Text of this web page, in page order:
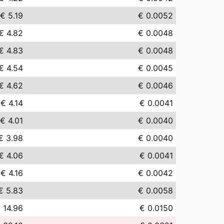
€ 5.19
€ 0.0052
4.82
€ 0.0048
4.83
€ 0.0048
4.54
€ 0.0045
4.62
€ 0.0046
€ 4.14
€ 0.0041
€ 4.01
€ 0.0040
3.98
€ 0.0040
4.06
€ 0.0041
€ 4.16
€ 0.0042
5.83
€ 0.0058
14.96
€ 0.0150